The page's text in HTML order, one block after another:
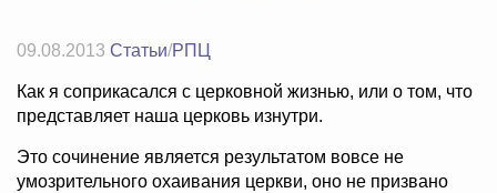
09.08.2013 Статьи/РПЦ
Как я соприкасался с церковной жизнью, или о том, что
представляет наша церковь изнутри.
Это сочинение является результатом вовсе не
умозрительного охаивания церкви, оно не призвано